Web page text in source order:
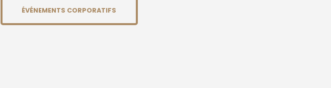
ÉVÉNEMENTS CORPORATIFS